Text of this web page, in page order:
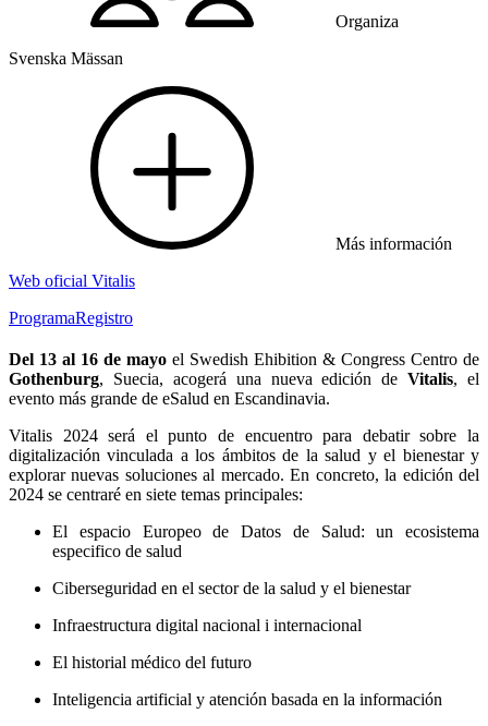
Organiza
Svenska Mässan
Más información
Web oficial Vitalis
ProgramaRegistro
Del 13 al 16 de mayo el Swedish Ehibition & Congress Centro de
Gothenburg, Suecia, acogerá una nueva edición deVitalis, el
evento más grande de eSalud en Escandinavia.
Vitalis 2024 será el punto de encuentro para debatir sobre la
digitalización vinculada a los ámbitos de la salud y el bienestar y
explorar nuevas soluciones al mercado. En concreto, la edición del
2024 se centraré en siete temas principales:
El espacio Europeo de Datos de Salud: un ecosistema
especifico de salud
Ciberseguridad en el sector de la salud y el bienestar
Infraestructura digital nacional i internacional
El historial médico del futuro
Inteligencia artificial y atención basada en la información